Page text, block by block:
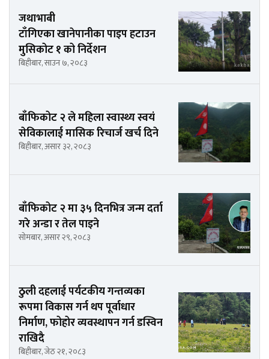
जथाभाबी
टाँगिएका खानेपानीका पाइप हटाउन
मुसिकोट १ को निर्देशन
बिहीबार, साउन ७, २०८३
बाँफिकोट २ ले महिला स्वास्थ्य स्वयं
सेविकालाई मासिक रिचार्ज खर्च दिने
बिहीबार, असार ३२, २०८३
बाँफिकोट २ मा ३५ दिनभित्र जन्म दर्ता
गरे अन्डा र तेल पाइने
सोमबार, असार २९, २०८३
ठुली दहलाई पर्यटकीय गन्तव्यका
रूपमा विकास गर्न थप पूर्वाधार
निर्माण, फोहोर व्यवस्थापन गर्न डस्विन
राखिदै
बिहीबार, जेठ २१, २०८३